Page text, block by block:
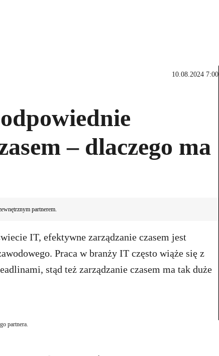
10.08.2024 7:00
– dlaczego ma
partnerem.
IT, efektywne zarządzanie czasem jest
Praca w branży IT często wiąże się z
stąd też zarządzanie czasem ma tak duże
partnera.